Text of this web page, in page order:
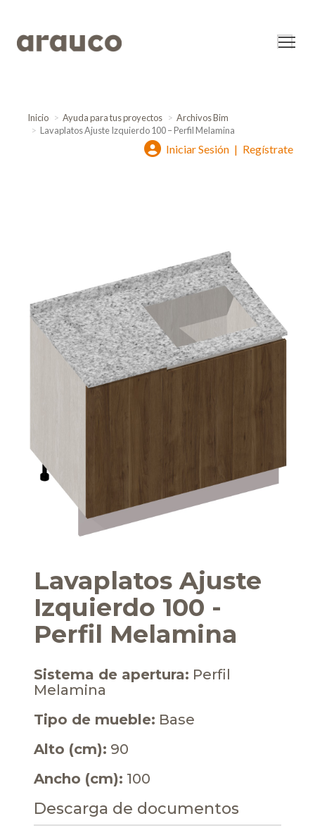
Inicio Ayuda para tus proyectos
Archivos Bim
Lavaplatos Ajuste Izquierdo 100 – Perfil Melamina
Iniciar Sesión | Regístrate
Lavaplatos Ajuste
Izquierdo 100 -
Perfil Melamina
Sistema de apertura: Perfil
Melamina
Tipo de mueble: Base
Alto (cm): 90
Ancho (cm): 100
Descarga de documentos